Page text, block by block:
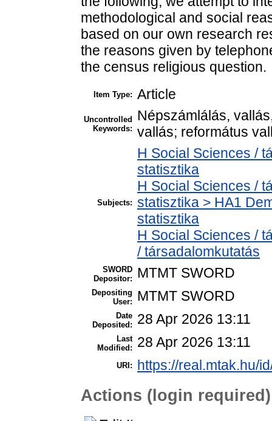
methodological and social
based on our own research
the reasons given by
the census religious question.
Item Type: Article
Uncontrolled
Keywords:
Népszámlálás,
vallás; református
Subjects:
H Social Sciences /
statisztika
H Social Sciences /
statisztika > HA1
statisztika
H Social Sciences /
/ társadalomkutatás
SWORD
Depositor:
MTMT SWORD
Depositing
User:
MTMT SWORD
Date
Deposited:
28 Apr 2026 13:11
Last
Modified:
28 Apr 2026 13:11
URI: https://real.mtak.hu/
Actions (login required)